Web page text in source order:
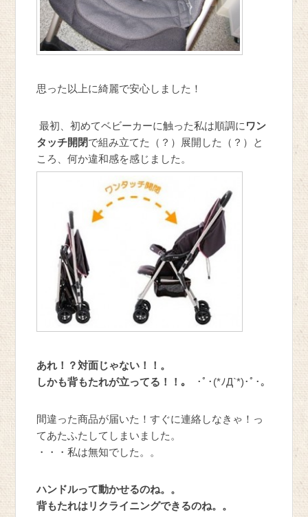
思った以上に綺麗で安心しました！
最初、初めてベビーカーに触った私は順調に ワン
タッチ開閉で組み立てた（？）展開した（？）と
ころ、何か違和感を感じました。
あれ！？対面じゃない！！。
しかも背もたれが立ってる！！｡ ･ﾟ･(*ﾉД`*)･ﾟ･。
間違った商品が届いた！すぐに連絡しなきゃ！っ
てあたふたしてしまいました。
・・・私は無知でした。。
ハンドルって動かせるのね。。
背もたれはリクライニングできるのね。。